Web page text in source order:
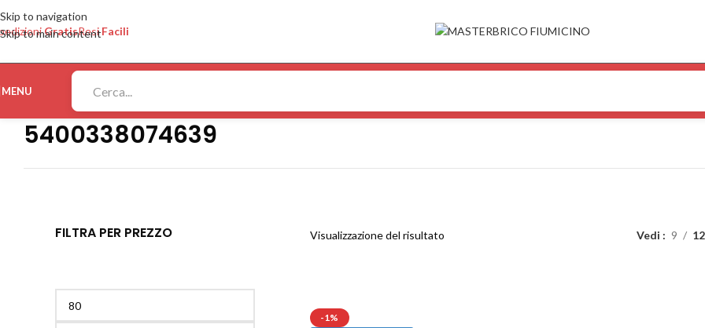
Skip to navigation
Skip to main content
GratisResiFacili
MENU
5400338074639
FILTRA PER PREZZO Visualizzazione del risultato Vedi 9 12
-1%